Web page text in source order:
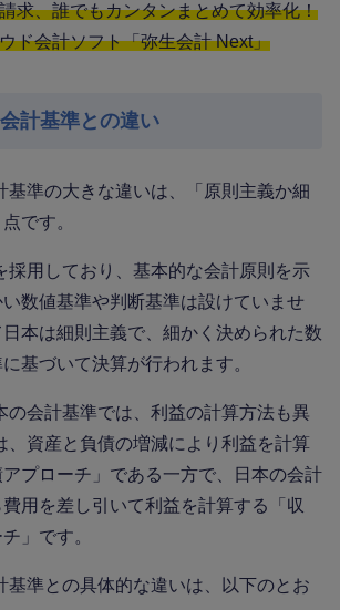
求、誰でもカンタンまとめて効率化！
ド会計ソフト「弥生会計 Next」
計基準との違い
基準の大きな違いは、「原則主義か細
です。
採用しており、基本的な会計原則を示
数値基準や判断基準は設けていませ
本は細則主義で、細かく決められた数
基づいて決算が行われます。
の会計基準では、利益の計算方法も異
、資産と負債の増減により利益を計算
プローチ」である一方で、日本の会計
用を差し引いて利益を計算する「収
」です。
基準との具体的な違いは、以下のとお